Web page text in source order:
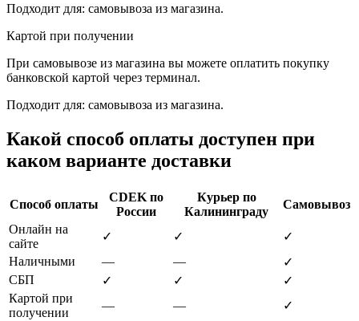
Подходит для: самовывоза из магазина.
Картой при получении
При самовывозе из магазина вы можете оплатить покупку
банковской картой через терминал.
Подходит для: самовывоза из магазина.
Какой способ оплаты доступен при
каком варианте доставки
Способ оплаты
CDEK по
России
Курьер по
Калининграду
Самовывоз
Онлайн на
сайте
✓ ✓
✓
Наличными
— —
✓
СБП
✓ ✓
✓
Картой при
получении
— —
✓